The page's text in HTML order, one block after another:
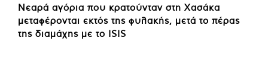
Νεαρά αγόρια που κρατούνταν στη Χασάκα
μεταφέρονται εκτός της φυλακής, μετά το πέρας
της διαμάχης με το ISIS